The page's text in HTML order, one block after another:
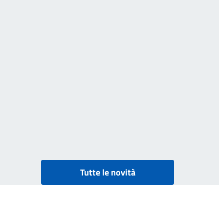
Tutte le novità